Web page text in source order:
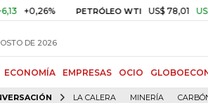
PETRÓLEO WTI US$ 78,01 US$ 2,92
DE 2026
ECONOMÍA EMPRESAS OCIO
LA CALERA MINERÍA